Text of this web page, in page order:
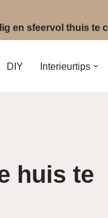
en sfeervol thuis te
DIY Interieurtips
huis te